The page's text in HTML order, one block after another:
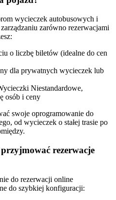
wycieczek autobusowych i
zarówno rezerwacjami
o liczbę biletów (idealne do cen
dla prywatnych wycieczek lub
Niestandardowe,
osób i ceny
swoje oprogramowanie do
od wycieczek o stałej trasie po
rezerwacje
do rezerwacji online
do szybkiej konfiguracji: